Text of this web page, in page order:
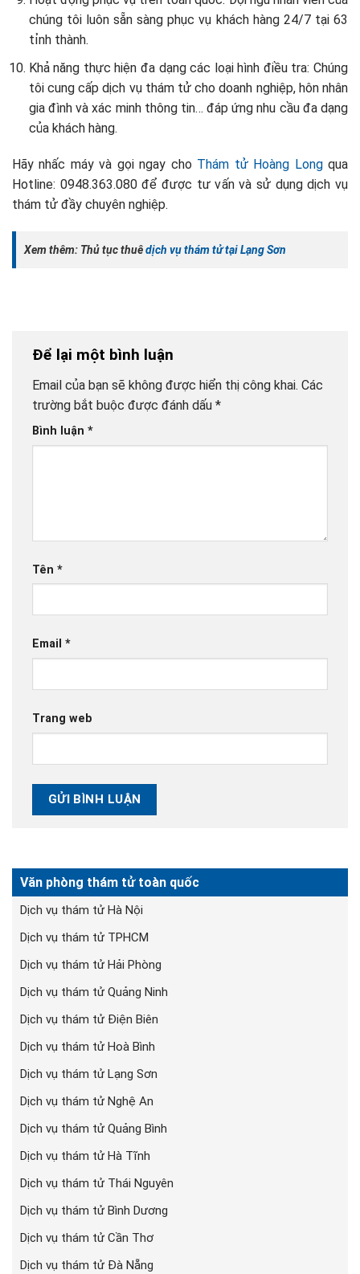
Văn phòng thám tử toàn quốc
Dịch vụ thám tử Hà Nội
Dịch vụ thám tử TPHCM
Dịch vụ thám tử Hải Phòng
Dịch vụ thám tử Quảng Ninh
Dịch vụ thám tử Điện Biên
Dịch vụ thám tử Hoà Bình
Dịch vụ thám tử Lạng Sơn
Dịch vụ thám tử Nghệ An
Dịch vụ thám tử Quảng Bình
Dịch vụ thám tử Hà Tĩnh
Dịch vụ thám tử Thái Nguyên
Dịch vụ thám tử Bình Dương
Dịch vụ thám tử Cần Thơ
Dịch vụ thám tử Đà Nẵng
chúng tôi luôn sẵn sàng phục vụ khách hàng 24/7 tại 63
tỉnh thành.
Khả năng thực hiện đa dạng các loại hình điều tra: Chúng
tôi cung cấp dịch vụ thám tử cho doanh nghiệp, hôn nhân
gia đình và xác minh thông tin… đáp ứng nhu cầu đa dạng
của khách hàng.
Hãy nhấc máy và gọi ngay cho Thám tử Hoàng Longqua
Hotline: 0948.363.080 để được tư vấn và sử dụng dịch vụ
thám tử đầy chuyên nghiệp.
Xem thêm: Thủ tục thuêdịch vụ thám tử tại Lạng Sơn
Để lại một bình luận
Email của bạn sẽ không được hiển thị công khai. Các
trường bắt buộc được đánh dấu *
Bình luận *
Tên *
Email *
Trang web